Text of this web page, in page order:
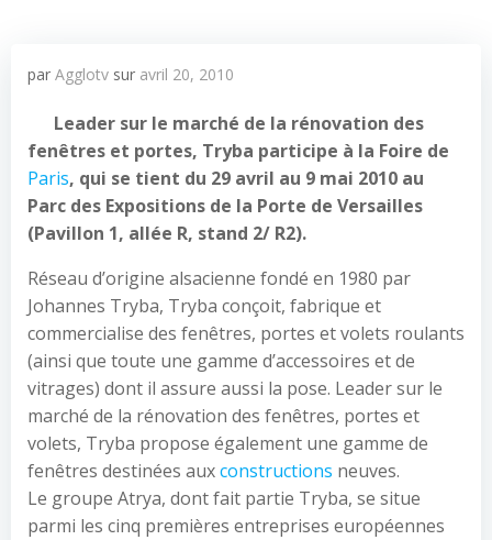
par Agglotv sur avril 20, 2010
Leader sur le marché de la rénovation des
fenêtres et portes, Tryba participe à la Foire de
Paris, qui se tient du 29 avril au 9 mai 2010 au
Parc des Expositions de la Porte de Versailles
(Pavillon 1, allée R, stand 2/ R2).
Réseau d’origine alsacienne fondé en 1980 par
Johannes Tryba, Tryba conçoit, fabrique et
commercialise des fenêtres, portes et volets roulants
(ainsi que toute une gamme d’accessoires et de
vitrages) dont il assure aussi la pose. Leader sur le
marché de la rénovation des fenêtres, portes et
volets, Tryba propose également une gamme de
fenêtres destinées auxconstructions neuves.
Le groupe Atrya, dont fait partie Tryba, se situe
parmi les cinq premières entreprises européennes